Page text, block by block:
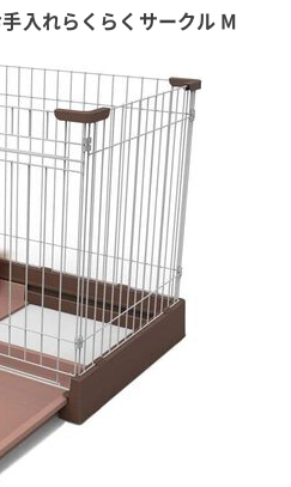
入れらくらくサークル M